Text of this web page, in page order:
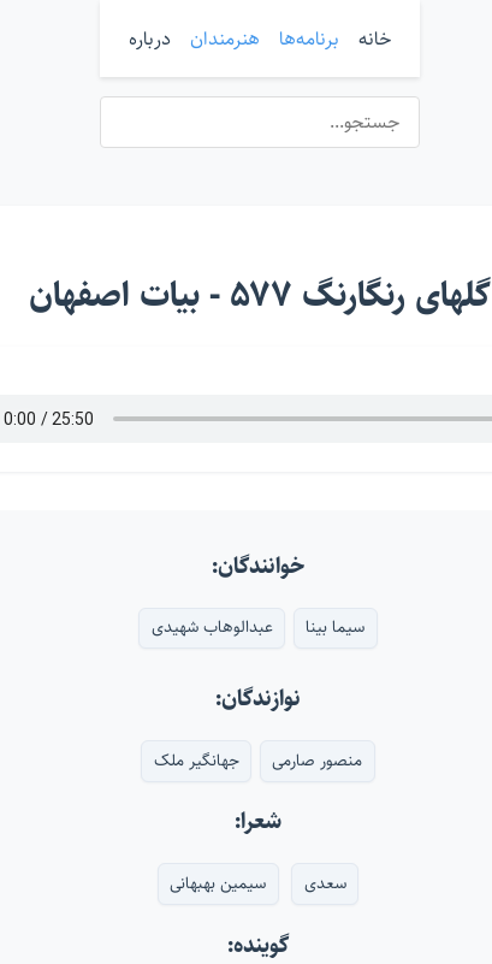
خانه برنامه‌ها هنرمندان درباره
گلهای رنگارنگ ۵۷۷ - بیات اصفهان
خوانندگان:
سیما بینا عبدالوهاب شهیدی
نوازندگان:
منصور صارمی جهانگیر ملک
شعرا:
سعدی سیمین بهبهانی
گوینده: